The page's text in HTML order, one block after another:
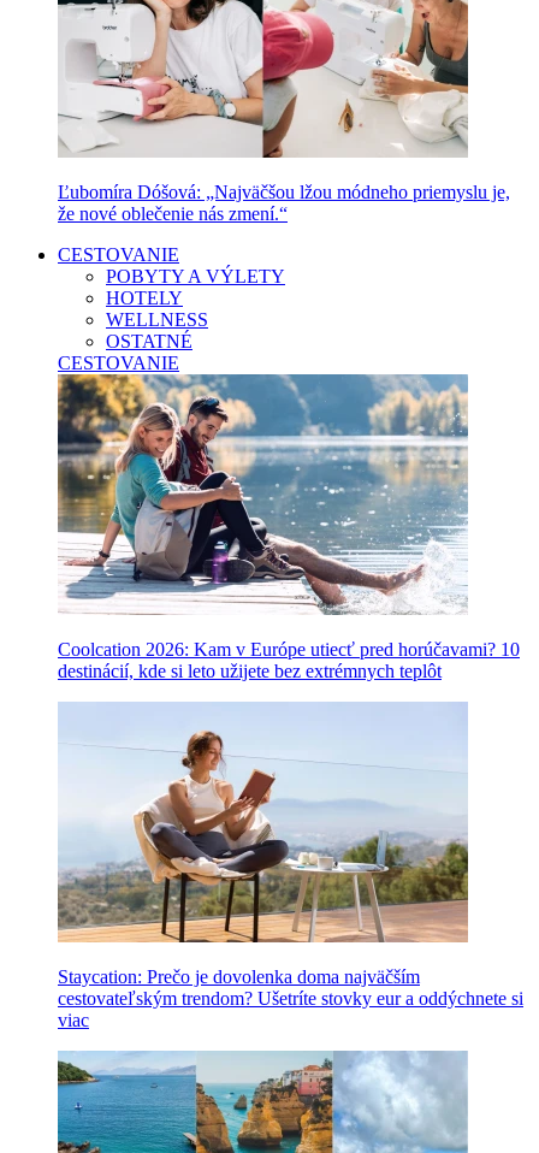
Ľubomíra Dóšová: „Najväčšou lžou módneho priemyslu je,
že nové oblečenie nás zmení.“
CESTOVANIE
POBYTY A VÝLETY
HOTELY
WELLNESS
OSTATNÉ
CESTOVANIE
Coolcation 2026: Kam v Európe utiecť pred horúčavami? 10
destinácií, kde si leto užijete bez extrémnych teplôt
Staycation: Prečo je dovolenka doma najväčším
cestovateľským trendom? Ušetríte stovky eur a oddýchnete si
viac